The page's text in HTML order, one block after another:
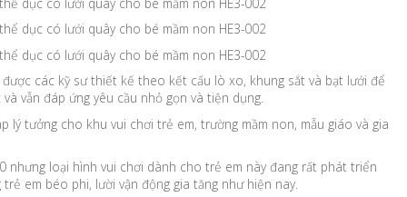
các kỹ sư thiết kế theo kết cấu lò xo, khung sắt và bạt lưới để
vẫn đáp ứng yêu cầu nhỏ gọn và tiện dụng.
lý tưởng cho khu vui chơi trẻ em, trường mầm non, mẫu giáo và gia
nhưng loại hình vui chơi dành cho trẻ em này đang rất phát triển
em béo phi, lười vận động gia tăng như hiện nay.